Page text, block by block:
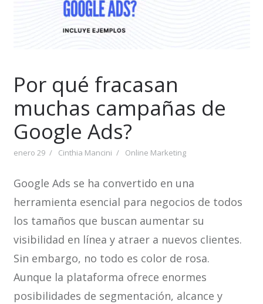
Por qué fracasan
muchas campañas de
Google Ads?
enero 29 Cinthia Mancini Online Marketing
Google Ads se ha convertido en una
herramienta esencial para negocios de todos
los tamaños que buscan aumentar su
visibilidad en línea y atraer a nuevos clientes.
Sin embargo, no todo es color de rosa.
Aunque la plataforma ofrece enormes
posibilidades de segmentación, alcance y